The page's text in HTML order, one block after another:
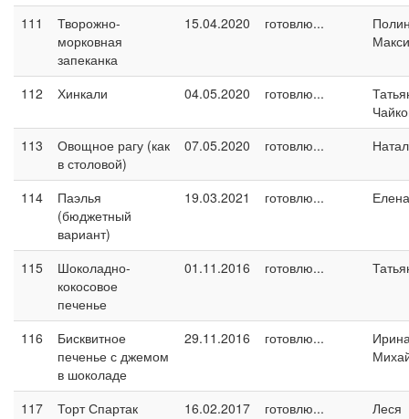
111
Творожно-
морковная
запеканка
15.04.2020 готовлю...
112 Хинкали 04.05.2020 готовлю...
113
Овощное рагу (как
в столовой)
07.05.2020 готовлю...
114
Паэлья
(бюджетный
вариант)
19.03.2021 готовлю... Елена
115
Шоколадно-
кокосовое
печенье
01.11.2016 готовлю...
116
Бисквитное
печенье с джемом
в шоколаде
29.11.2016 готовлю...
117 Торт Спартак 16.02.2017 готовлю...
Леся